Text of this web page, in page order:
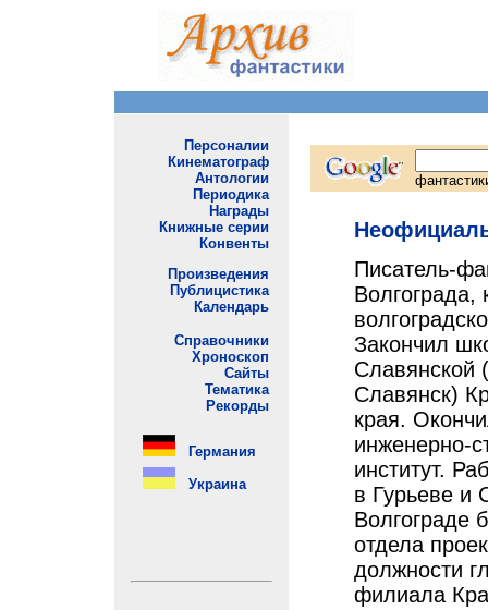
Писатель-
Волгограда,
Закончил
Славянской
Славянск)
края.
инженерно-
институт.
в Гурьеве и
Волгограде
отдела
должности
филиала